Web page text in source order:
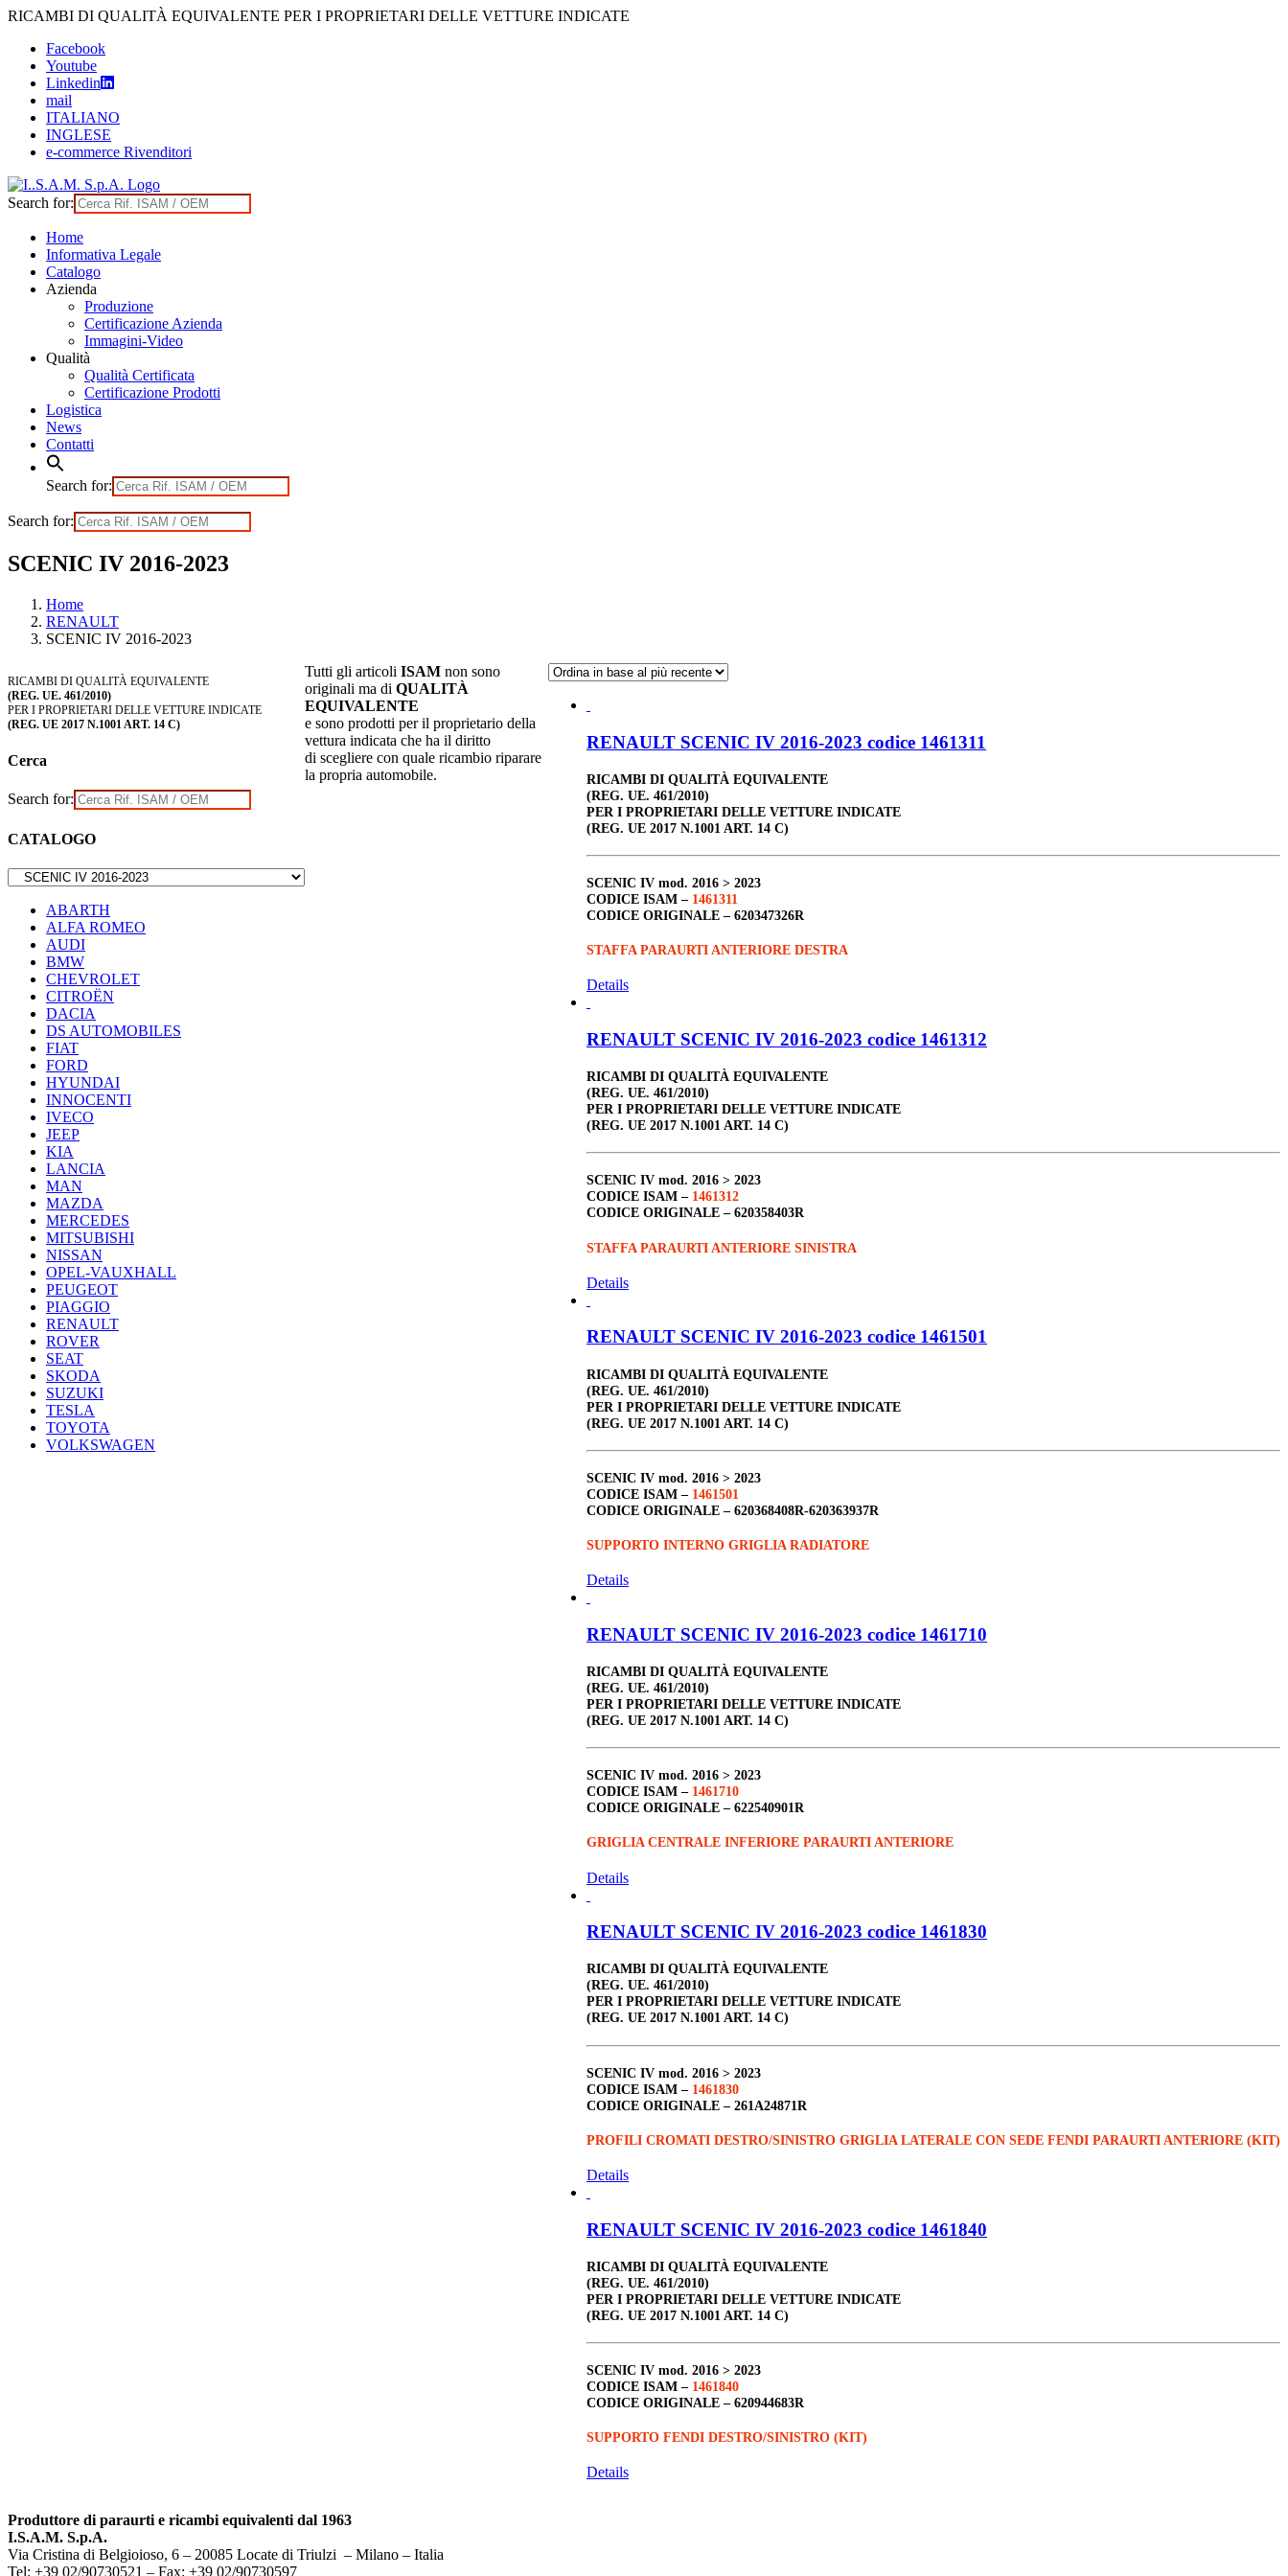
Skip
content
RICAMBI DI QUALITÀ EQUIVALENTE PER I PROPRIETARI DELLE VETTURE INDICATE
Facebook
Youtube
Linkedin
mail
ITALIANO
INGLESE
e-commerce Rivenditori
Search for:
Home
Informativa Legale
Catalogo
Azienda
Produzione
Certificazione Azienda
Immagini-Video
Qualità
Qualità Certificata
Certificazione Prodotti
Logistica
News
Contatti
Search for:
Search for:
SCENIC IV 2016-2023
Home
RENAULT
SCENIC IV 2016-2023
RENAULT SCENIC IV 2016-2023 codice 1461311
RICAMBI DI QUALITÀ EQUIVALENTE
(REG. UE. 461/2010)
PER I PROPRIETARI DELLE VETTURE INDICATE
(REG. UE 2017 N.1001 ART. 14 C)
SCENIC IV mod. 2016 > 2023
CODICE ISAM – 1461311
CODICE ORIGINALE – 620347326R
STAFFA PARAURTI ANTERIORE DESTRA
Details
RENAULT SCENIC IV 2016-2023 codice 1461312
RICAMBI DI QUALITÀ EQUIVALENTE
(REG. UE. 461/2010)
PER I PROPRIETARI DELLE VETTURE INDICATE
(REG. UE 2017 N.1001 ART. 14 C)
SCENIC IV mod. 2016 > 2023
CODICE ISAM – 1461312
CODICE ORIGINALE – 620358403R
STAFFA PARAURTI ANTERIORE SINISTRA
Details
RENAULT SCENIC IV 2016-2023 codice 1461501
RICAMBI DI QUALITÀ EQUIVALENTE
(REG. UE. 461/2010)
PER I PROPRIETARI DELLE VETTURE INDICATE
(REG. UE 2017 N.1001 ART. 14 C)
SCENIC IV mod. 2016 > 2023
CODICE ISAM – 1461501
CODICE ORIGINALE – 620368408R-620363937R
SUPPORTO INTERNO GRIGLIA RADIATORE
Details
RENAULT SCENIC IV 2016-2023 codice 1461710
RICAMBI DI QUALITÀ EQUIVALENTE
(REG. UE. 461/2010)
PER I PROPRIETARI DELLE VETTURE INDICATE
(REG. UE 2017 N.1001 ART. 14 C)
SCENIC IV mod. 2016 > 2023
CODICE ISAM – 1461710
CODICE ORIGINALE – 622540901R
GRIGLIA CENTRALE INFERIORE PARAURTI ANTERIORE
Details
RENAULT SCENIC IV 2016-2023 codice 1461830
RICAMBI DI QUALITÀ EQUIVALENTE
(REG. UE. 461/2010)
PER I PROPRIETARI DELLE VETTURE INDICATE
(REG. UE 2017 N.1001 ART. 14 C)
SCENIC IV mod. 2016 > 2023
CODICE ISAM – 1461830
CODICE ORIGINALE – 261A24871R
PROFILI CROMATI DESTRO/SINISTRO GRIGLIA LATERALE CON SEDE FENDI PARAURTI ANTERIORE (KIT)
Details
RENAULT SCENIC IV 2016-2023 codice 1461840
RICAMBI DI QUALITÀ EQUIVALENTE
(REG. UE. 461/2010)
PER I PROPRIETARI DELLE VETTURE INDICATE
(REG. UE 2017 N.1001 ART. 14 C)
SCENIC IV mod. 2016 > 2023
CODICE ISAM – 1461840
CODICE ORIGINALE – 620944683R
SUPPORTO FENDI DESTRO/SINISTRO (KIT)
Details
RICAMBI DI QUALITÀ EQUIVALENTE
(REG. UE. 461/2010)
PER I PROPRIETARI DELLE VETTURE INDICATE
(REG. UE 2017 N.1001 ART. 14 C)
Cerca
Search for:
CATALOGO
ABARTH
ALFA ROMEO
AUDI
BMW
CHEVROLET
CITROËN
DACIA
DS AUTOMOBILES
FIAT
FORD
HYUNDAI
INNOCENTI
IVECO
JEEP
KIA
LANCIA
MAN
MAZDA
MERCEDES
MITSUBISHI
NISSAN
OPEL-VAUXHALL
PEUGEOT
PIAGGIO
RENAULT
ROVER
SEAT
SKODA
SUZUKI
TESLA
TOYOTA
VOLKSWAGEN
Tutti gli articoli ISAM non sono
originali ma di QUALITÀ
EQUIVALENTE
e sono prodotti per il proprietario della
vettura indicata che ha il diritto
di scegliere con quale ricambio riparare
la propria automobile.
Produttore di paraurti e ricambi equivalenti dal 1963
I.S.A.M. S.p.A.
Via Cristina di Belgioioso, 6 – 20085 Locate di Triulzi – Milano – Italia
Tel: +39 02/90730521 – Fax: +39 02/90730597